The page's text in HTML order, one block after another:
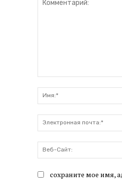
сохраните мое имя,